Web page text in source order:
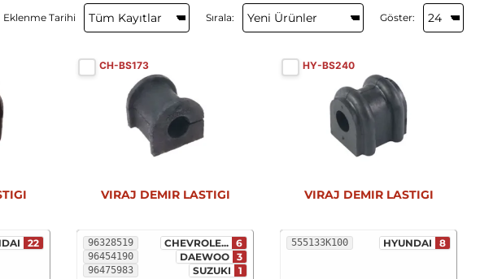
Eklenme Tarihi Sırala: Göster:
22
CH-BS173
96328519
96454190
96475983
CHEVROLE... 6
DAEWOO 3
SUZUKI
1
VIRAJ DEMIR LASTIGI
HY-BS240
555133K100 HYUNDAI 8
VIRAJ DEMIR LASTIGI